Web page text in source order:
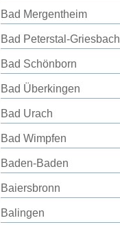
Bad Mergentheim
Bad Peterstal-Griesbach
Bad Schönborn
Bad Überkingen
Bad Urach
Bad Wimpfen
Baden-Baden
Baiersbronn
Balingen